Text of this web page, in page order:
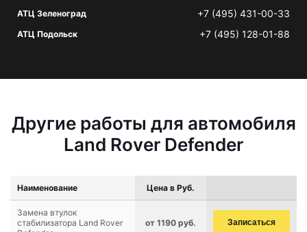
АТЦ Зеленоград +7 (495) 431-00-33
АТЦ Подольск +7 (495) 128-01-88
Другие работы для автомобиля
Land Rover Defender
Наименование Цена в Руб.
Замена втулок
стабилизатора Land Rover
от 1190 руб. Записаться